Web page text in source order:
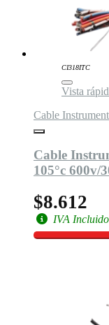
CI318ITC
Vista
Cable
Cable
105°c 600v/
$8.612
IVA Incluido